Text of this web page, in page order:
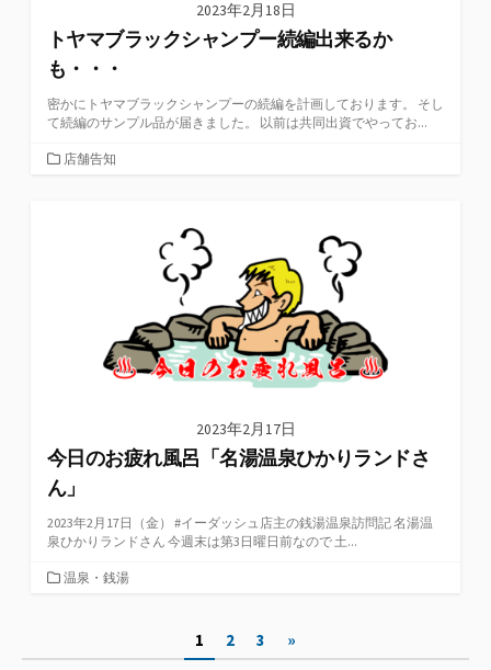
2023年2月18日
トヤマブラックシャンプー続編出来るか
も・・・
密かにトヤマブラックシャンプーの続編を計画しております。 そし
て続編のサンプル品が届きました。 以前は共同出資でやってお...
カ店舗告知
2023年2月17日
今日のお疲れ風呂「名湯温泉ひかりランドさ
ん」
2023年2月17日（金） #イーダッシュ店主の銭湯温泉訪問記 名湯温
泉ひかりランドさん 今週末は第3日曜日前なので 土...
カ
ー
温泉・銭湯
1 2 3 »